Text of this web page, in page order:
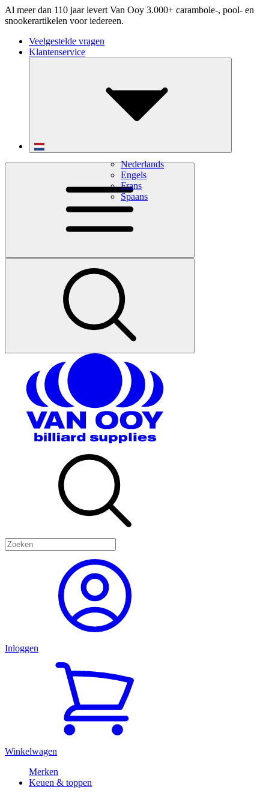
Al meer dan 110 jaar levert Van Ooy 3.000+ carambole-, pool- en
snookerartikelen voor iedereen.
Veelgestelde vragen
Klantenservice
Nederlands
Engels
Frans
Spaans
Inloggen
Winkelwagen
Merken
Keuen & toppen